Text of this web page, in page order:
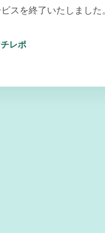
スを終了いたしました。
レポ